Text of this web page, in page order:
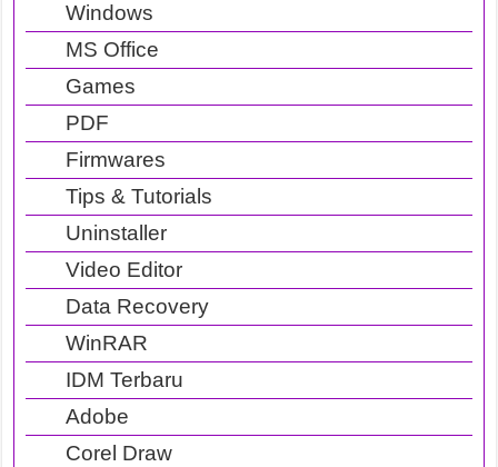
Windows
MS Office
Games
PDF
Firmwares
Tips & Tutorials
Uninstaller
Video Editor
Data Recovery
WinRAR
IDM Terbaru
Adobe
Corel Draw